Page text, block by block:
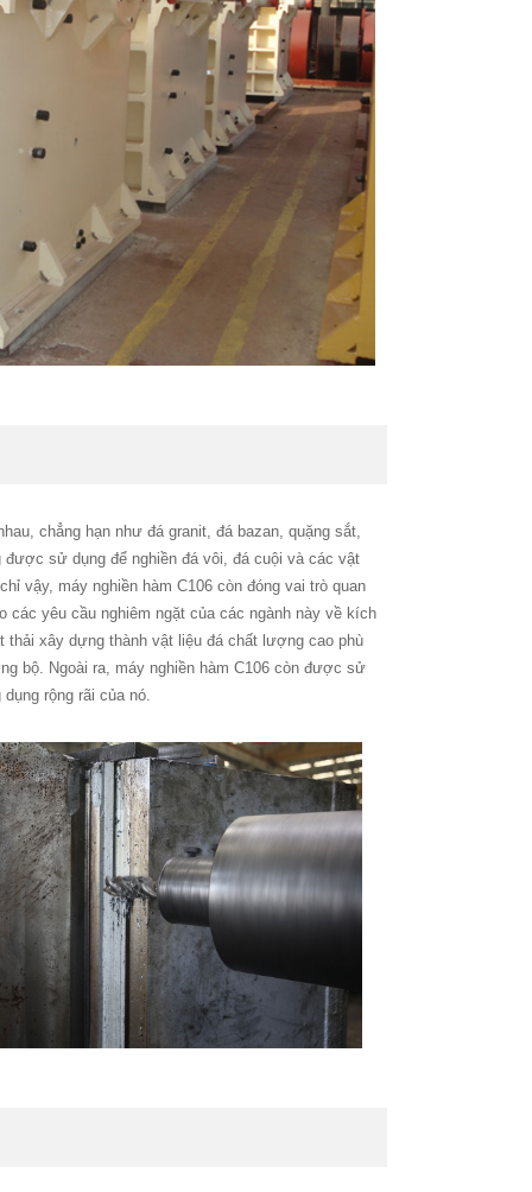
chẳng hạn như đá granit, đá bazan, quặng sắt,
sử dụng để nghiền đá vôi, đá cuội và các vật
vậy, máy nghiền hàm C106 còn đóng vai trò quan
các yêu cầu nghiêm ngặt của các ngành này về kích
xây dựng thành vật liệu đá chất lượng cao phù
bộ. Ngoài ra, máy nghiền hàm C106 còn được sử
rộng rãi của nó.